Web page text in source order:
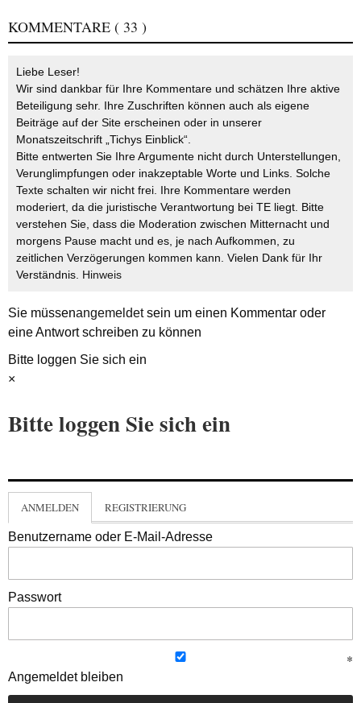
KOMMENTARE ( 33 )
Liebe Leser!
Wir sind dankbar für Ihre Kommentare und schätzen Ihre aktive
Beteiligung sehr. Ihre Zuschriften können auch als eigene
Beiträge auf der Site erscheinen oder in unserer
Monatszeitschrift „Tichys Einblick“.
Bitte entwerten Sie Ihre Argumente nicht durch Unterstellungen,
Verunglimpfungen oder inakzeptable Worte und Links. Solche
Texte schalten wir nicht frei. Ihre Kommentare werden
moderiert, da die juristische Verantwortung bei TE liegt. Bitte
verstehen Sie, dass die Moderation zwischen Mitternacht und
morgens Pause macht und es, je nach Aufkommen, zu
zeitlichen Verzögerungen kommen kann. Vielen Dank für Ihr
Verständnis. Hinweis
Sie müssenangemeldetsein um einen Kommentar oder
eine Antwort schreiben zu können
Bitte loggen Sie sich ein
×
Bitte loggen Sie sich ein
ANMELDEN REGISTRIERUNG
Benutzername oder E-Mail-Adresse
Passwort
Angemeldet bleiben